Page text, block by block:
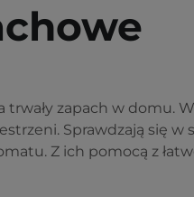
trwały zapach w domu.
Sprawdzają się w
Z ich pomocą z